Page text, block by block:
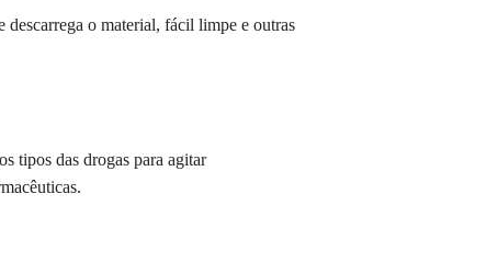
descarrega o material, fácil limpe e outras
tipos das drogas para agitar